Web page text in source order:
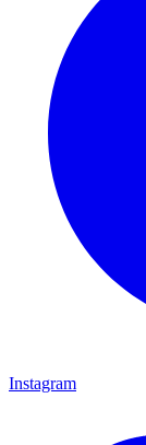
Instagram